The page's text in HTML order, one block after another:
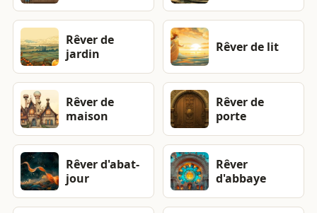
Rêver de
jardin
Rêver de lit
Rêver de
maison
Rêver de
porte
Rêver d'abat-
jour
Rêver
d'abbaye